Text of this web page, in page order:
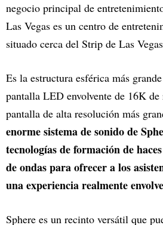
negocio principal de
Las Vegas es un centro de
situado cerca del Strip de Las
Es la estructura esférica más
pantalla LED envolvente de 16K
pantalla de alta resolución más
enorme sistema de sonido de
tecnologías de formación de
de ondas para ofrecer a los
una experiencia realmente
Sphere es un recinto versátil que